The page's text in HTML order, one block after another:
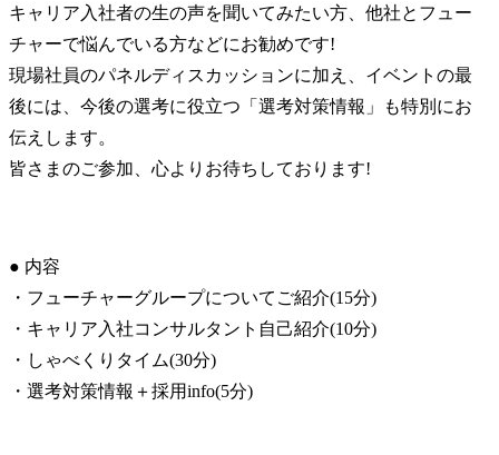
キャリア入社者の生の声を聞いてみたい方、他社とフュー
チャーで悩んでいる方などにお勧めです!
現場社員のパネルディスカッションに加え、イベントの最
後には、今後の選考に役立つ「選考対策情報」も特別にお
伝えします。
皆さまのご参加、心よりお待ちしております!
● 内容
・フューチャーグループについてご紹介(15分)
・キャリア入社コンサルタント自己紹介(10分)
・しゃべくりタイム(30分)
・選考対策情報＋採用info(5分)